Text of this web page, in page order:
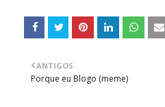
ANTIGOS
Porque eu Blogo (meme)